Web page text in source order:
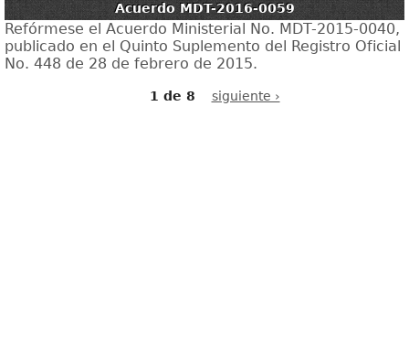
Acuerdo MDT-2016-0059
Refórmese el Acuerdo Ministerial No. MDT-2015-0040,
publicado en el Quinto Suplemento del Registro Oficial
No. 448 de 28 de febrero de 2015.
1 de 8 siguiente ›